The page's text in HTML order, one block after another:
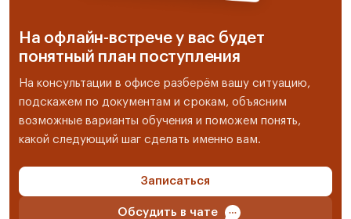
На офлайн-встрече у вас будет
понятный план поступления
На консультации в офисе разберём вашу ситуацию,
подскажем по документам и срокам, объясним
возможные варианты обучения и поможем понять,
какой следующий шаг сделать именно вам.
Записаться
Обсудить в чате